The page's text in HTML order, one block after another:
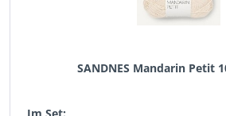
SANDNES Mandarin Petit